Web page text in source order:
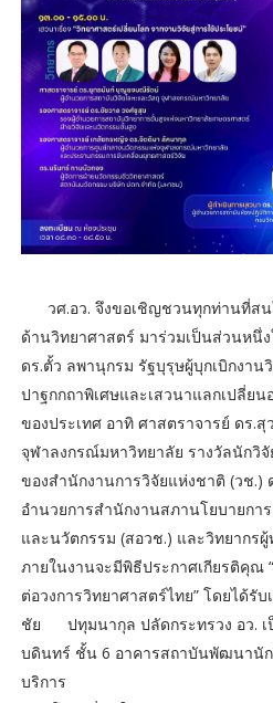
วศ.อว. จึงขอเชิญชวนทุกท่านที่สน
ด้านวิทยาศาสตร์ มาร่วมเป็นส่วนหนึ่
ดร.ตั้ว ลพานุกรม รัฐบุรุษผู้บุกเบิกงาน
ปาฐกกถาพิเศษและเสวนาแลกเปลี่ย
ของประเทศ อาทิ ศาสตราจารย์ ดร.
จุฬาลงกรณ์มหาวิทยาลัย รางวัลนักวิ
ของสำนักงานการวิจัยแห่งชาติ (วช
อำนวยการสำนักงานสภานโยบายกา
และนวัตกรรม (สอวช.) และวิทยากร
ภายในงานจะมีพิธีประกาศเกียรติคุณ
ต่อวงการวิทยาศาสตร์ไทย” โดยได้รั
ชัย ปทุมนากุล ปลัดกระทรวง อว. เ
บดินทร์ ชั้น 6 อาคารสถาบันพัฒนานั
บริการ